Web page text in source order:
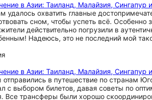
в Азии: Таиланд, Малайзия, Сингапур
удалось охватить главные
сном, чтобы успеть всё.
действительно погрузили в
Надеюсь, это не последний мой
в Азии: Таиланд, Малайзия, Сингапур
в путешествие по странам
с выбором билетов, давая советы по
Все трансферы были хорошо